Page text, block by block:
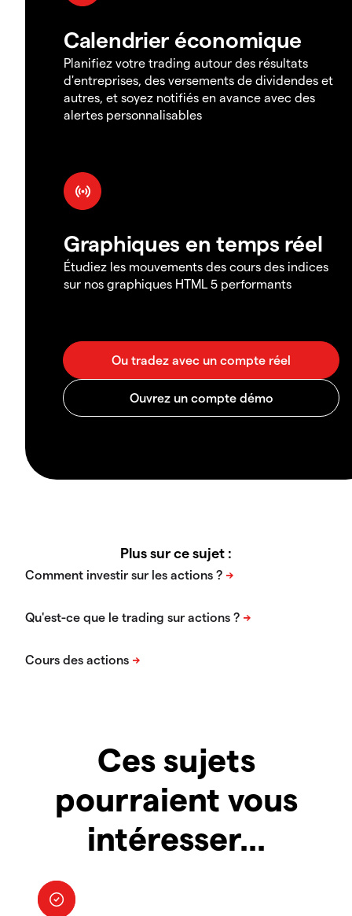
Calendrier économique
Planifiez votre trading autour des résultats
d'entreprises, des versements de dividendes et
autres, et soyez notifiés en avance avec des
alertes personnalisables
Graphiques en temps réel
Étudiez les mouvements des cours des indices
sur nos graphiques HTML 5 performants
Plus sur ce sujet :
Ces sujets
pourraient vous
intéresser...